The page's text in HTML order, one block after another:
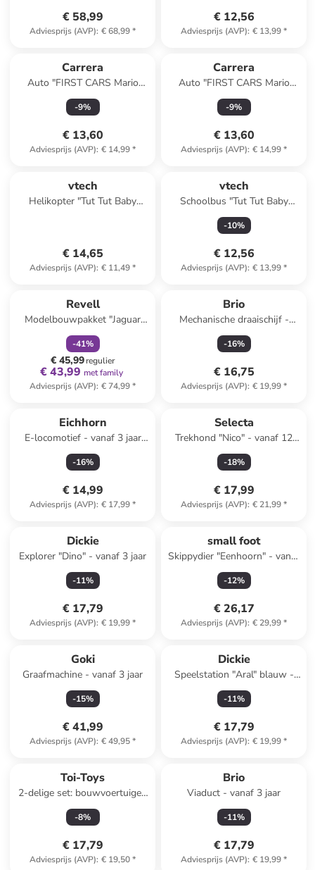
€ 58,99
Adviesprijs (AVP): € 68,99*
€ 12,56
Adviesprijs (AVP): € 13,99*
Carrera
Auto "FIRST CARS Mario
Kart(TM) - Mario" meerkleurig
- vanaf 3 jaar
-9%
€ 13,60
Adviesprijs (AVP): € 14,99*
Carrera
Auto "FIRST CARS Mario
Kart(TM) - Yoshi" groen -
vanaf 3 jaar
-9%
€ 13,60
Adviesprijs (AVP): € 14,99*
vtech
Helikopter "Tut Tut Baby
€ 14,65
Adviesprijs (AVP): € 11,49*
vtech
Schoolbus "Tut Tut Baby
Flitzer - CoComelon" geel -
vanaf 18 maanden
-10%
€ 12,56
Adviesprijs (AVP): € 13,99*
Revell
Modelbouwpakket "Jaguar
100th Anniversary"
zwart/rood - vanaf 12 jaar
-41%
€ 45,99regulier
€ 43,99 met family
Adviesprijs (AVP): € 74,99*
Brio
Mechanische draaischijf -
vanaf 3 jaar
-16%
€ 16,75
Adviesprijs (AVP): € 19,99*
Eichhorn
E-locomotief - vanaf 3 jaar
(verrassingsproduct)
-16%
€ 14,99
Adviesprijs (AVP): € 17,99*
Selecta
Trekhond "Nico" - vanaf 12
maanden
-18%
€ 17,99
Adviesprijs (AVP): € 21,99*
Dickie
Explorer "Dino" - vanaf 3 jaar
-11%
€ 17,79
Adviesprijs (AVP): € 19,99*
small foot
Skippydier "Eenhoorn" - vanaf
24 maanden
-12%
€ 26,17
Adviesprijs (AVP): € 29,99*
Goki
Graafmachine - vanaf 3 jaar
-15%
€ 41,99
Adviesprijs (AVP): € 49,95*
Dickie
Speelstation "Aral" blauw -
vanaf 5 jaar
-11%
€ 17,79
Adviesprijs (AVP): € 19,99*
Toi-Toys
2-delige set: bouwvoertuigen
- vanaf 3 jaar
(verrassingsproduct)
-8%
€ 17,79
Adviesprijs (AVP): € 19,50*
Brio
Viaduct - vanaf 3 jaar
-11%
€ 17,79
Adviesprijs (AVP): € 19,99*